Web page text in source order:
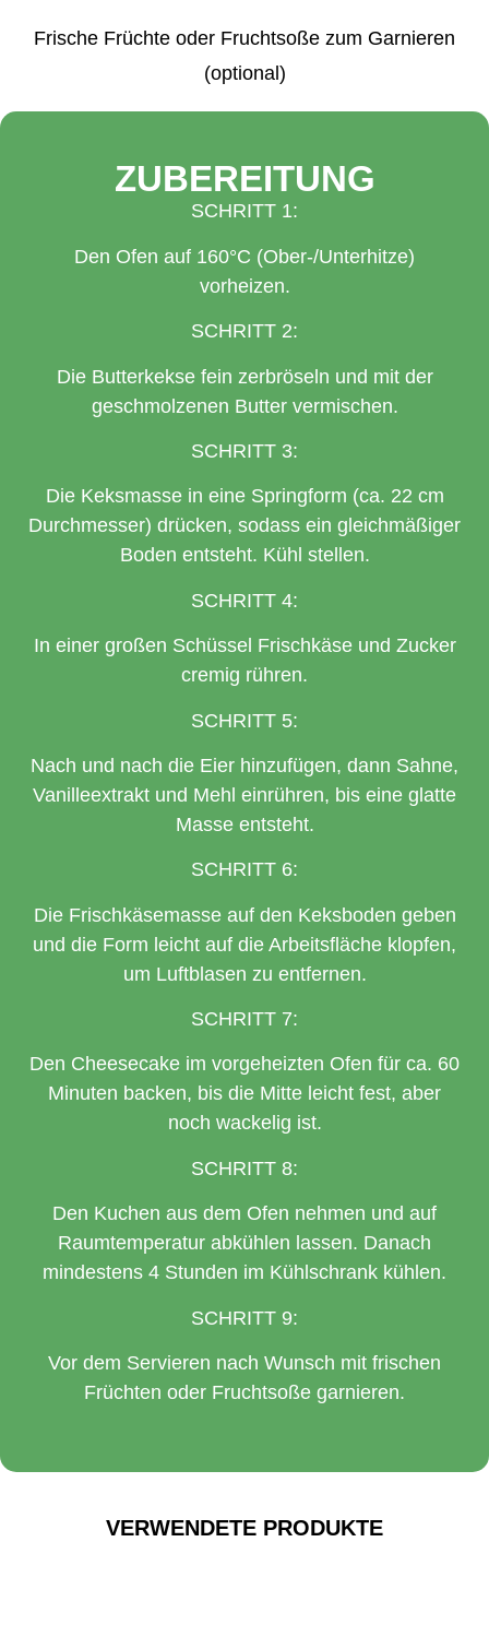
Frische Früchte oder Fruchtsoße zum Garnieren
(optional)
ZUBEREITUNG
SCHRITT 1:
Den Ofen auf 160°C (Ober-/Unterhitze)
vorheizen.
SCHRITT 2:
Die Butterkekse fein zerbröseln und mit der
geschmolzenen Butter vermischen.
SCHRITT 3:
Die Keksmasse in eine Springform (ca. 22 cm
Durchmesser) drücken, sodass ein gleichmäßiger
Boden entsteht. Kühl stellen.
SCHRITT 4:
In einer großen Schüssel Frischkäse und Zucker
cremig rühren.
SCHRITT 5:
Nach und nach die Eier hinzufügen, dann Sahne,
Vanilleextrakt und Mehl einrühren, bis eine glatte
Masse entsteht.
SCHRITT 6:
Die Frischkäsemasse auf den Keksboden geben
und die Form leicht auf die Arbeitsfläche klopfen,
um Luftblasen zu entfernen.
SCHRITT 7:
Den Cheesecake im vorgeheizten Ofen für ca. 60
Minuten backen, bis die Mitte leicht fest, aber
noch wackelig ist.
SCHRITT 8:
Den Kuchen aus dem Ofen nehmen und auf
Raumtemperatur abkühlen lassen. Danach
mindestens 4 Stunden im Kühlschrank kühlen.
SCHRITT 9:
Vor dem Servieren nach Wunsch mit frischen
Früchten oder Fruchtsoße garnieren.
VERWENDETE PRODUKTE